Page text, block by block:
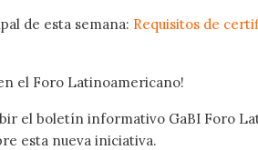
de esta semana: Requisitos de
el Foro Latinoamericano!
el boletín informativo GaBI Foro
esta nueva iniciativa.